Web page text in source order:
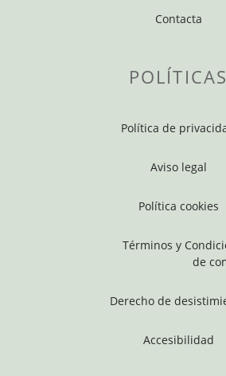
Contacta
POLÍTICAS
Política de
Aviso legal
Política cookies
Términos y
de
Derecho de
Accesibilidad